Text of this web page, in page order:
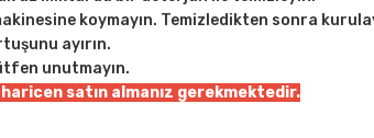
koymayın. Temizledikten sonra
ayırın.
unutmayın.
satın almanız gerekmektedir.